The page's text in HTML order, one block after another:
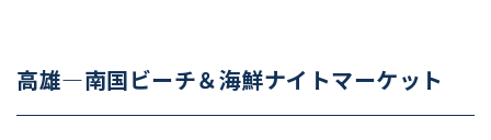
高雄—南国ビーチ＆海鮮ナイトマーケット